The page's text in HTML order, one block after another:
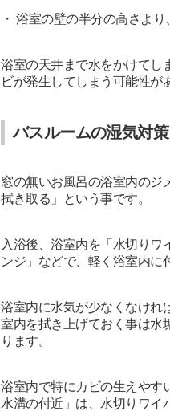
・ 浴室の壁の半分の高さよ
浴室の天井まで水をかけてし
ビが発生してしまう可能性が
バスルームの湿気対
窓の無いお風呂の浴室内のジ
拭き取る」という事です。
入浴後、浴室内を「水切りワ
ンジ」などで、軽く浴室内に
浴室内に水気が少なくなけれ
室内を拭き上げておく事は水
ります。
浴室内で特にカビの生えやす
水溝の付近」は、水切りワイ